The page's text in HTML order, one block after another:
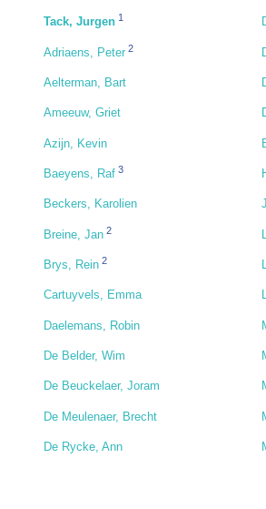
Tack, Jurgen 1
Adriaens, Peter 2
Aelterman, Bart
Ameeuw, Griet
Azijn, Kevin
Baeyens, Raf 3
Beckers, Karolien
Breine, Jan 2
Brys, Rein 2
Cartuyvels, Emma
Daelemans, Robin
De Belder, Wim
De Beuckelaer, Joram
De Meulenaer, Brecht
De Rycke, Ann